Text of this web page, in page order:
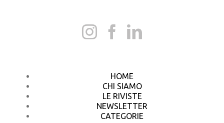
HOME
CHI SIAMO
LE RIVISTE
NEWSLETTER
CATEGORIE